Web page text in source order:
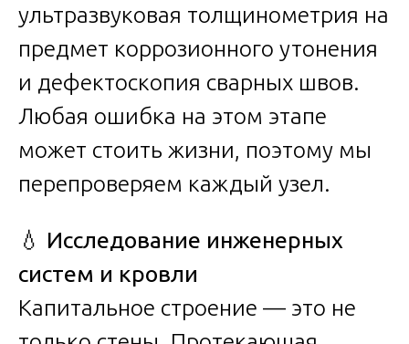
ультразвуковая толщинометрия на
предмет коррозионного утонения
и дефектоскопия сварных швов.
Любая ошибка на этом этапе
может стоить жизни, поэтому мы
перепроверяем каждый узел.
💧 Исследование инженерных
систем и кровли
Капитальное строение — это не